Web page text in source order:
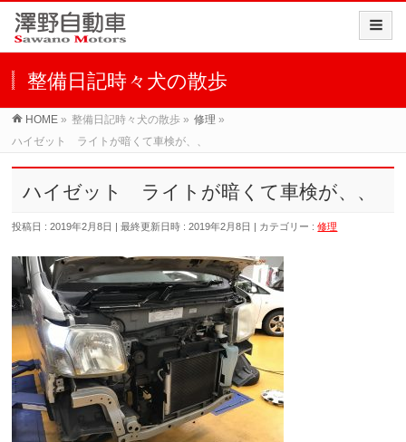
整備日記時々犬の散歩
HOME » 整備日記時々犬の散歩 » 修理 »
ハイゼット ライトが暗くて車検が、、
ハイゼット ライトが暗くて車検が、、
投稿日 : 2019年2月8日 最終更新日時 : 2019年2月8日 カテゴリー :修理